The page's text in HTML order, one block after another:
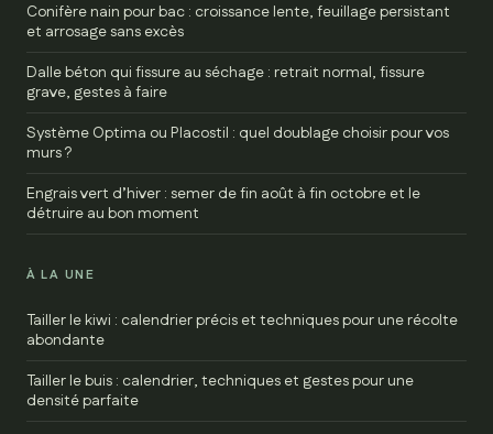
Conifère nain pour bac : croissance lente, feuillage persistant
et arrosage sans excès
Dalle béton qui fissure au séchage : retrait normal, fissure
grave, gestes à faire
Système Optima ou Placostil : quel doublage choisir pour vos
murs ?
Engrais vert d’hiver : semer de fin août à fin octobre et le
détruire au bon moment
À LA UNE
Tailler le kiwi : calendrier précis et techniques pour une récolte
abondante
Tailler le buis : calendrier, techniques et gestes pour une
densité parfaite